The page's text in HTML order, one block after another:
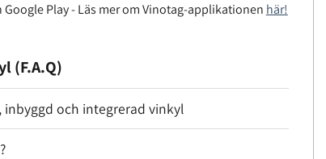
Google Play - Läs mer om Vinotag-applikationen här!
(F.A.Q)
och integrerad vinkyl